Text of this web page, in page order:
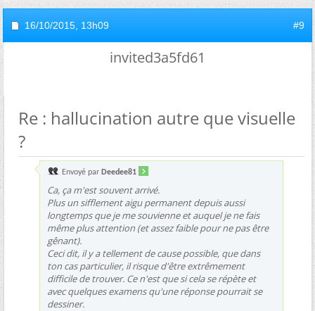
16/10/2015, 13h09 #9
invited3a5fd61
Re : hallucination autre que visuelle
?
Envoyé par Deedee81
Ca, ça m'est souvent arrivé.
Plus un sifflement aigu permanent depuis aussi
longtemps que je me souvienne et auquel je ne fais
même plus attention (et assez faible pour ne pas être
gênant).
Ceci dit, il y a tellement de cause possible, que dans
ton cas particulier, il risque d'être extrêmement
difficile de trouver. Ce n'est que si cela se répète et
avec quelques examens qu'une réponse pourrait se
dessiner.